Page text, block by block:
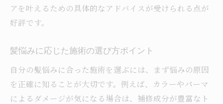
アを叶えるための具体的なアドバイスが受けられる点が
好評です。
髪悩みに応じた施術の選び方ポイント
自分の髪悩みに合った施術を選ぶには、まず悩みの原因
を正確に知ることが大切です。例えば、カラーやパーマ
によるダメージが気になる場合は、補修成分が豊富なト